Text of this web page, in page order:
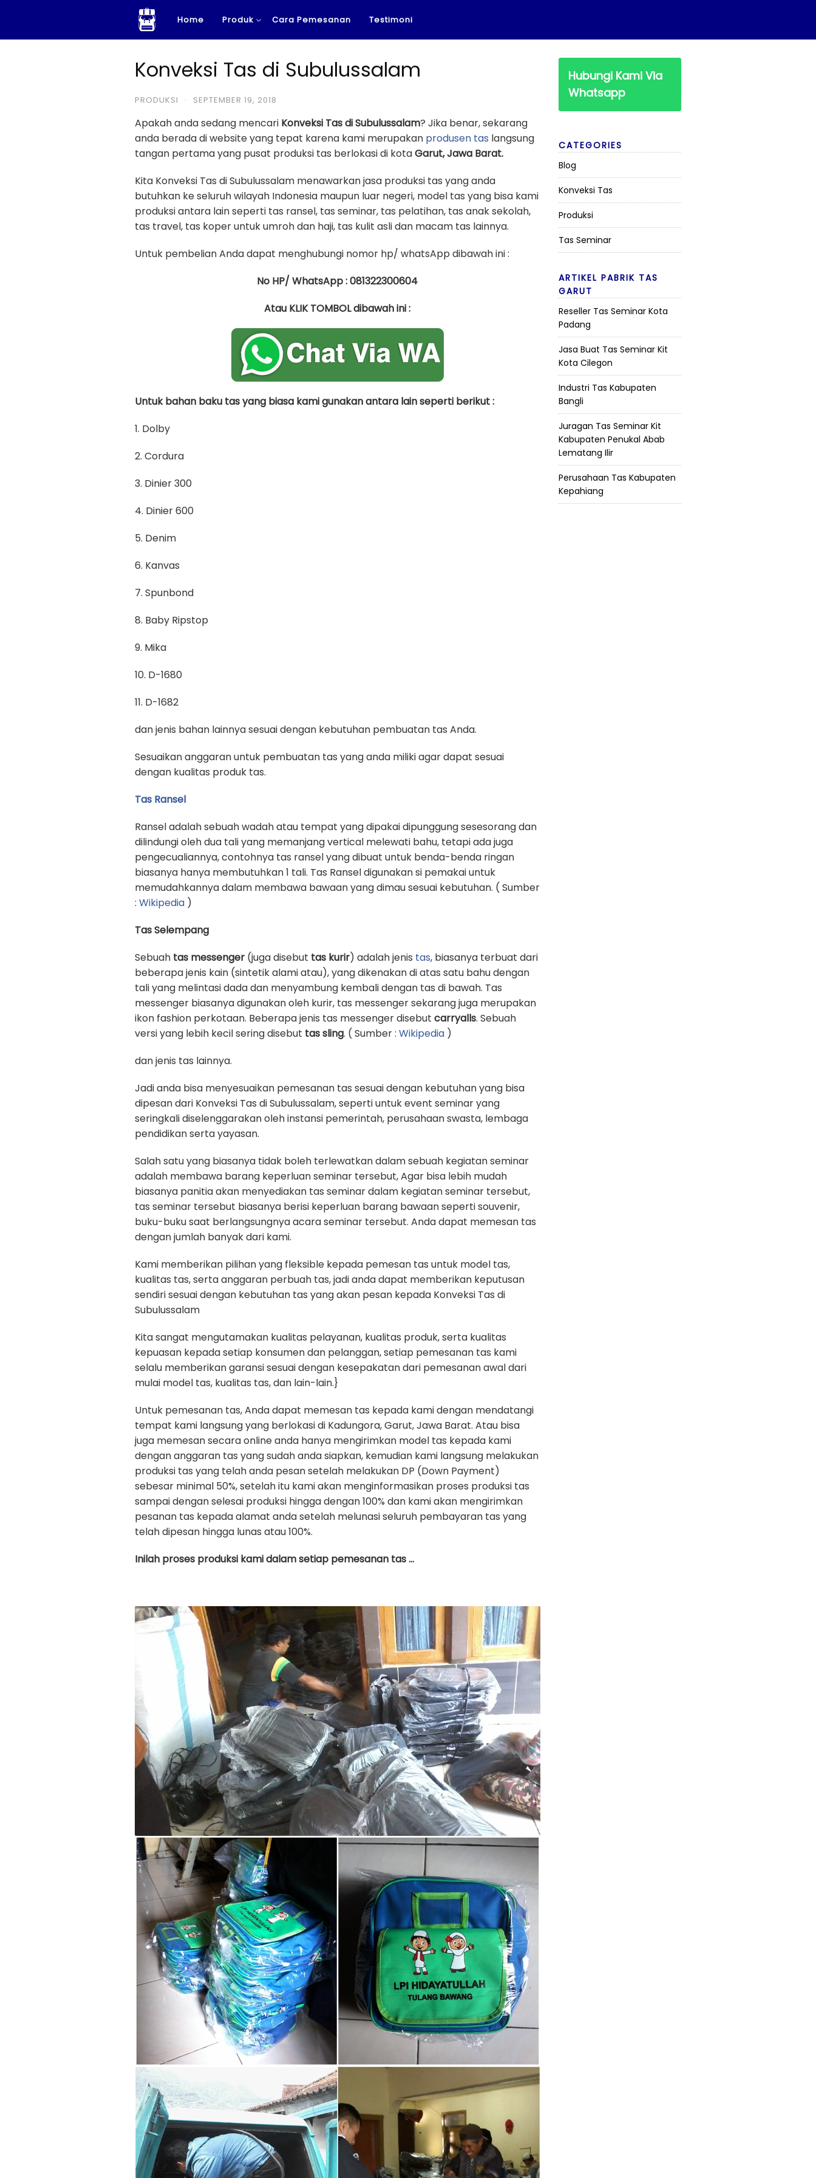
content
Home Produk Cara Pemesanan Testimoni
Konveksi Tas di Subulussalam
PRODUKSI · SEPTEMBER 19, 2018
Apakah anda sedang mencari Konveksi Tas di Subulussalam? Jika benar, sekarang
anda berada di website yang tepat karena kami merupakan produsen tas langsung
tangan pertama yang pusat produksi tas berlokasi di kotaGarut, Jawa Barat.
Kita Konveksi Tas di Subulussalam menawarkan jasa produksi tas yang anda
butuhkan ke seluruh wilayah Indonesia maupun luar negeri, model tas yang bisa kami
produksi antara lain seperti tas ransel, tas seminar, tas pelatihan, tas anak sekolah,
tas travel, tas koper untuk umroh dan haji, tas kulit asli dan macam tas lainnya.
Untuk pembelian Anda dapat menghubungi nomor hp/ whatsApp dibawah ini :
No HP/ WhatsApp : 081322300604
Atau KLIK TOMBOL dibawah ini :
Untuk bahan baku tas yang biasa kami gunakan antara lain seperti berikut :
1. Dolby
2. Cordura
3. Dinier 300
4. Dinier 600
5. Denim
6. Kanvas
7. Spunbond
8. Baby Ripstop
9. Mika
10. D-1680
11. D-1682
dan jenis bahan lainnya sesuai dengan kebutuhan pembuatan tas Anda.
Sesuaikan anggaran untuk pembuatan tas yang anda miliki agar dapat sesuai
dengan kualitas produk tas.
Tas Ransel
Ransel adalah sebuah wadah atau tempat yang dipakai dipunggung sesesorang dan
dilindungi oleh dua tali yang memanjang vertical melewati bahu, tetapi ada juga
pengecualiannya, contohnya tas ransel yang dibuat untuk benda-benda ringan
biasanya hanya membutuhkan 1 tali. Tas Ransel digunakan si pemakai untuk
memudahkannya dalam membawa bawaan yang dimau sesuai kebutuhan. ( Sumber
: Wikipedia )
Tas Selempang
Sebuah tas messenger (juga disebut tas kurir) adalah jenis tas, biasanya terbuat dari
beberapa jenis kain (sintetik alami atau), yang dikenakan di atas satu bahu dengan
tali yang melintasi dada dan menyambung kembali dengan tas di bawah. Tas
messenger biasanya digunakan oleh kurir, tas messenger sekarang juga merupakan
ikon fashion perkotaan. Beberapa jenis tas messenger disebut carryalls. Sebuah
versi yang lebih kecil sering disebut tas sling. ( Sumber : Wikipedia )
dan jenis tas lainnya.
Jadi anda bisa menyesuaikan pemesanan tas sesuai dengan kebutuhan yang bisa
dipesan dari Konveksi Tas di Subulussalam, seperti untuk event seminar yang
seringkali diselenggarakan oleh instansi pemerintah, perusahaan swasta, lembaga
pendidikan serta yayasan.
Salah satu yang biasanya tidak boleh terlewatkan dalam sebuah kegiatan seminar
adalah membawa barang keperluan seminar tersebut, Agar bisa lebih mudah
biasanya panitia akan menyediakan tas seminar dalam kegiatan seminar tersebut,
tas seminar tersebut biasanya berisi keperluan barang bawaan seperti souvenir,
buku-buku saat berlangsungnya acara seminar tersebut. Anda dapat memesan tas
dengan jumlah banyak dari kami.
Kami memberikan pilihan yang fleksible kepada pemesan tas untuk model tas,
kualitas tas, serta anggaran perbuah tas, jadi anda dapat memberikan keputusan
sendiri sesuai dengan kebutuhan tas yang akan pesan kepada Konveksi Tas di
Subulussalam
Kita sangat mengutamakan kualitas pelayanan, kualitas produk, serta kualitas
kepuasan kepada setiap konsumen dan pelanggan, setiap pemesanan tas kami
selalu memberikan garansi sesuai dengan kesepakatan dari pemesanan awal dari
mulai model tas, kualitas tas, dan lain-lain.}
Untuk pemesanan tas, Anda dapat memesan tas kepada kami dengan mendatangi
tempat kami langsung yang berlokasi di Kadungora, Garut, Jawa Barat. Atau bisa
juga memesan secara online anda hanya mengirimkan model tas kepada kami
dengan anggaran tas yang sudah anda siapkan, kemudian kami langsung melakukan
produksi tas yang telah anda pesan setelah melakukan DP (Down Payment)
sebesar minimal 50%, setelah itu kami akan menginformasikan proses produksi tas
sampai dengan selesai produksi hingga dengan 100% dan kami akan mengirimkan
pesanan tas kepada alamat anda setelah melunasi seluruh pembayaran tas yang
telah dipesan hingga lunas atau 100%.
Inilah proses produksi kami dalam setiap pemesanan tas …
Hubungi Kami Via
Whatsapp
CATEGORIES
Blog
Konveksi Tas
Produksi
Tas Seminar
ARTIKEL PABRIK TAS
GARUT
Reseller Tas Seminar Kota
Padang
Jasa Buat Tas Seminar Kit
Kota Cilegon
Industri Tas Kabupaten
Bangli
Juragan Tas Seminar Kit
Kabupaten Penukal Abab
Lematang Ilir
Perusahaan Tas Kabupaten
Kepahiang